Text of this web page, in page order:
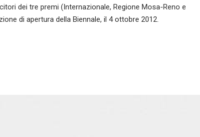
dei tre premi (Internazionale, Regione Mosa-Reno e
di apertura della Biennale, il 4 ottobre 2012.